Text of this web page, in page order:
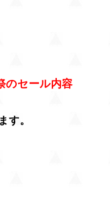
のセール内容
す。